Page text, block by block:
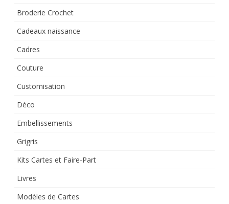
Broderie Crochet
Cadeaux naissance
Cadres
Couture
Customisation
Déco
Embellissements
Grigris
Kits Cartes et Faire-Part
Livres
Modèles de Cartes